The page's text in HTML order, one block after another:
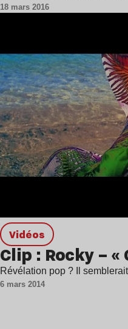
18 mars 2016
Vidéos
Clip : Rocky – «
Révélation pop ? Il
6 mars 2014